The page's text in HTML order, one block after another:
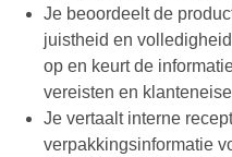
Je beoordeelt de
juistheid en
op en keurt de
vereisten en
Je vertaalt interne
verpakkingsinformatie